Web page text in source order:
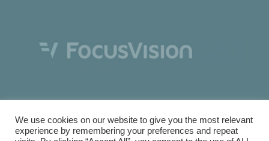
We use cookies on our website to give you the most relevant
experience by remembering your preferences and repeat